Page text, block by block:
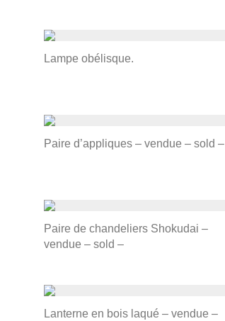
Lampe obélisque.
Paire d’appliques – vendue – sold –
Paire de chandeliers Shokudai –
vendue – sold –
Lanterne en bois laqué – vendue –